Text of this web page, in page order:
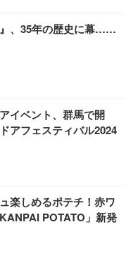
ア (ホワイト)
スクチェア 肘なし メ
ート付き 腰サポート ガ
ャスター付き コンパク
】GRAPHT THE S
Essential ゲーミン
FHD 量子ドット 残
限定】
、35年の歴史に幕……
イベント、群馬で開
アフェスティバル2024
楽しめるポテチ！赤ワ
POTATO」新発